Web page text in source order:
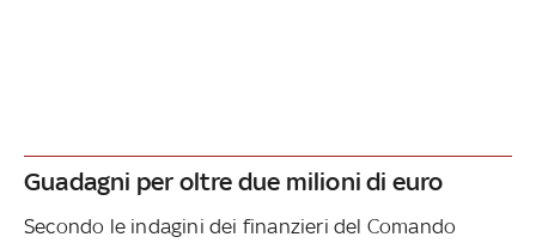
Guadagni per oltre due milioni di euro
Secondo le indagini dei finanzieri del Comando